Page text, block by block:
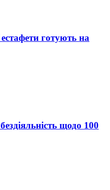
готують на
щодо 100